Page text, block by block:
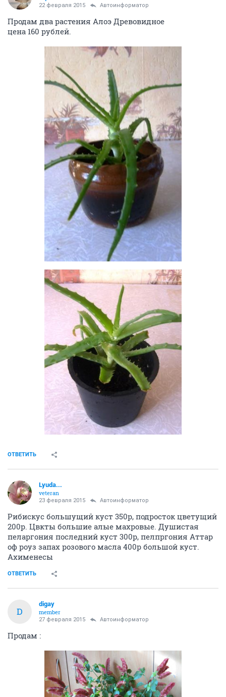
22 февраля 2015 Автоинформатор
Продам два растения Алоэ Древовидное
цена 160 рублей.
ОТВЕТИТЬ
Lyuda...
veteran
23 февраля 2015 Автоинформатор
Рибискус большущий куст 350р, подросток цветущий
200р. Цвкты большие алые махровые. Душистая
пеларгония последний куст 300р, пелпргония Аттар
оф роуз запах розового масла 400р большой куст.
Ахименесы
ОТВЕТИТЬ
D
digay
member
27 февраля 2015 Автоинформатор
Продам :